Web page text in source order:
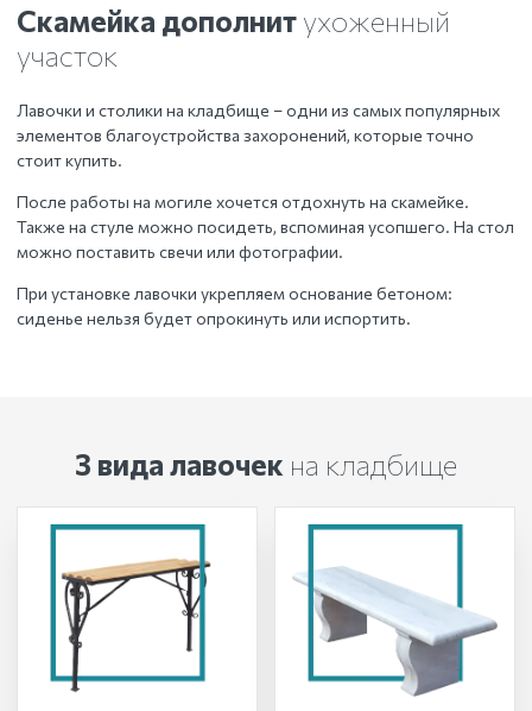
Скамейка дополнит ухоженный
участок
Лавочки и столики на кладбище – одни из самых популярных
элементов благоустройства захоронений, которые точно
стоит купить.
После работы на могиле хочется отдохнуть на скамейке.
Также на стуле можно посидеть, вспоминая усопшего. На стол
можно поставить свечи или фотографии.
При установке лавочки укрепляем основание бетоном:
сиденье нельзя будет опрокинуть или испортить.
3 вида лавочек на кладбище